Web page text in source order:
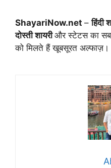
ShayariNow.net –हिंदी
दोस्ती शायरीऔर स्टेटस का
को मिलते हैं खूबसूरत अल्फाज़।